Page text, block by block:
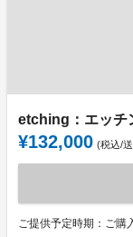
etching：エッ
¥132,000 (税込/
ご提供予定時期：ご購